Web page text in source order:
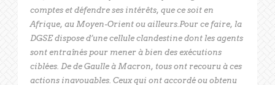
comptes et défendre ses intérêts, que ce soit en
Afrique, au Moyen-Orient ou ailleurs.Pour ce faire, la
DGSE dispose d’une cellule clandestine dont les agents
sont entraînés pour mener à bien des exécutions
ciblées. De de Gaulle à Macron, tous ont recouru à ces
actions inavouables. Ceux qui ont accordé ou obtenu